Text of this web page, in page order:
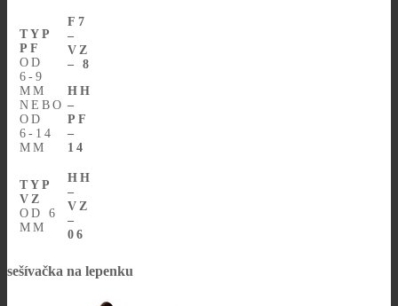
TYP
PF
OD
6-9
MM
NEBO
OD
6-14
MM
F7
–
VZ
– 8
HH
–
PF
–
14
TYP
VZ
OD 6
MM
HH
–
VZ
–
06
sešívačka na lepenku